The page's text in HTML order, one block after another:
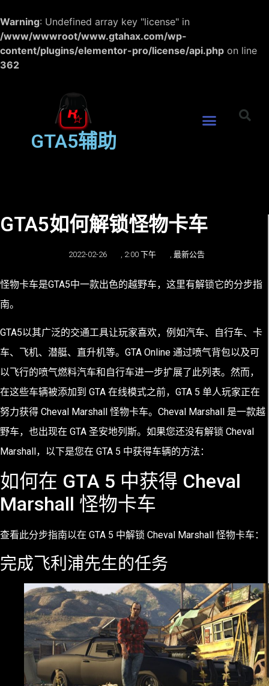
Warning: Undefined array key "license" in
/www/wwwroot/www.gtahax.com/wp-
content/plugins/elementor-pro/license/api.php on line
362
GTA5辅助
GTA5如何解锁怪物卡车
2022-02-26 2:00 下午 最新公告
怪物卡车是GTA5中一款出色的越野车，这里有解锁它的分步指
南。
GTA5以其广泛的交通工具让玩家喜欢，例如汽车、自行车、卡
车、飞机、潜艇、直升机等。GTA Online 通过喷气背包以及可
以飞行的喷气燃料汽车和自行车进一步扩展了此列表。然而，
在这些车辆被添加到 GTA 在线模式之前，GTA 5 单人玩家正在
努力获得 Cheval Marshall 怪物卡车。Cheval Marshall 是一款越
野车，也出现在 GTA 圣安地列斯。如果您还没有解锁 Cheval
Marshall，以下是您在 GTA 5 中获得车辆的方法：
如何在 GTA 5 中获得 Cheval
Marshall 怪物卡车
查看此分步指南以在 GTA 5 中解锁 Cheval Marshall 怪物卡车：
完成飞利浦先生的任务